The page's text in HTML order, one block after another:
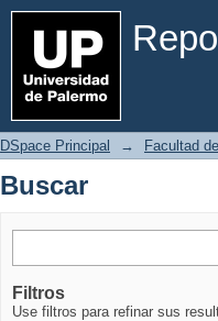
Buscar
DSpace Principal → Facultad
Buscar
Filtros
Use filtros para refinar sus